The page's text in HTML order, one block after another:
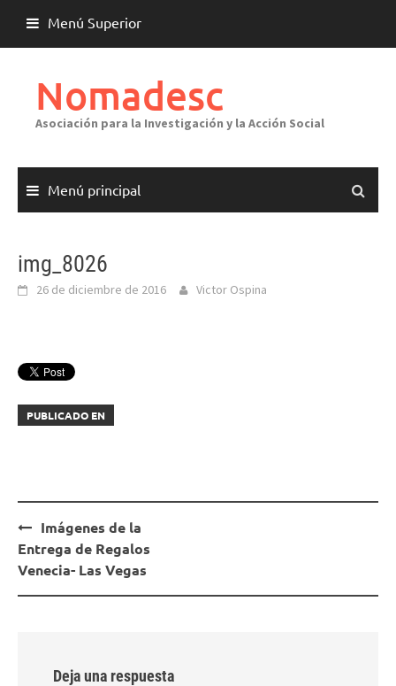
contenido
Menú Superior
Nomadesc
Asociación para la Investigación y la Acción Social
Menú principal
img_8026
26 de diciembre de 2016 Victor Ospina
PUBLICADO EN
Navegación
de
entradas
Imágenes de la
Entrega de Regalos
Venecia- Las Vegas
Deja una respuesta